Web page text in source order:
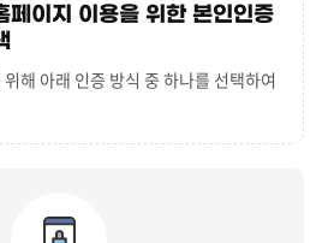
페이지 이용을 위한 본인인증
해 아래 인증 방식 중 하나를 선택하여